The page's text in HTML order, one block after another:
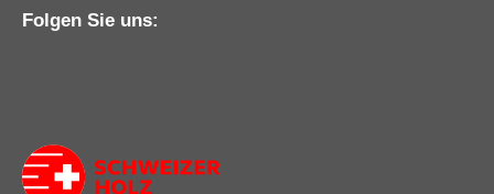
Folgen Sie uns: